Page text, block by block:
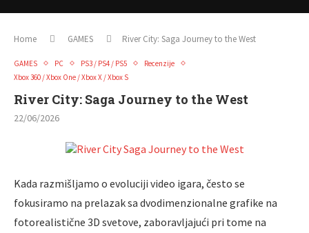
Home GAMES River City: Saga Journey to the West
GAMES PC PS3 / PS4 / PS5
Recenzije
Xbox 360 / Xbox One / Xbox X / Xbox S
River City: Saga Journey to the West
22/06/2026
Kada razmišljamo o evoluciji video igara, često se
fokusiramo na prelazak sa dvodimenzionalne grafike na
fotorealistične 3D svetove, zaboravljajući pri tome na